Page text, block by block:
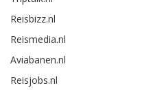
Reisbizz.nl
Reismedia.nl
Aviabanen.nl
Reisjobs.nl